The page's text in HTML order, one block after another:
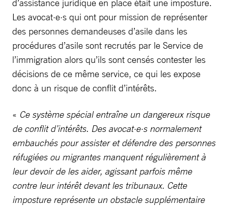
d’assistance juridique en place était une imposture.
Les avocat·e·s qui ont pour mission de représenter
des personnes demandeuses d’asile dans les
procédures d’asile sont recrutés par le Service de
l’immigration alors qu’ils sont censés contester les
décisions de ce même service, ce qui les expose
donc à un risque de conflit d’intérêts.
« Ce système spécial entraîne un dangereux risque
de conflit d’intérêts. Des avocat·e·s normalement
embauchés pour assister et défendre des personnes
réfugiées ou migrantes manquent régulièrement à
leur devoir de les aider, agissant parfois même
contre leur intérêt devant les tribunaux. Cette
imposture représente un obstacle supplémentaire